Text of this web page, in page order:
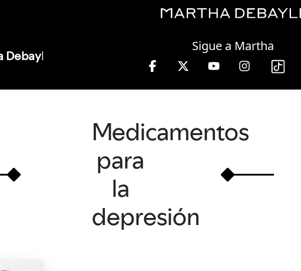
Sigue a Martha
en W, lunes a viernes de 10 a 13 hrs.
Medicamentos
para
la
depresión